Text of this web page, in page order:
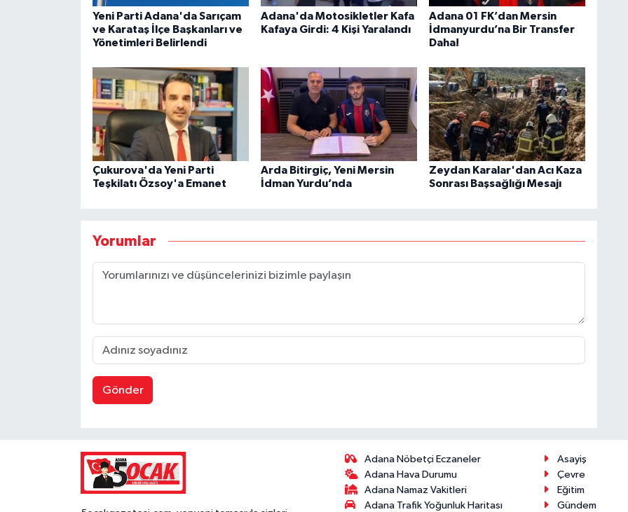
Yeni Parti Adana'da Sarıçam
ve Karataş İlçe Başkanları ve
Yönetimleri Belirlendi
Adana'da Motosikletler Kafa
Kafaya Girdi: 4 Kişi Yaralandı
Adana 01 FK’dan Mersin
İdmanyurdu’na Bir Transfer
Daha!
Çukurova'da Yeni Parti
Teşkilatı Özsoy'a Emanet
Arda Bitirgiç, Yeni Mersin
İdman Yurdu’nda
Zeydan Karalar'dan Acı Kaza
Sonrası Başsağlığı Mesajı
Yorumlar
Gönder
Adana Nöbetçi Eczaneler
Adana Hava Durumu
Adana Namaz Vakitleri
Adana Trafik Yoğunluk Haritası
Asayiş
Çevre
Eğitim
Gündem